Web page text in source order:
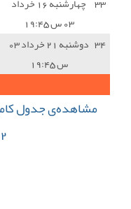
نفت و گاز گچساران
دسته یک کشور در فصل